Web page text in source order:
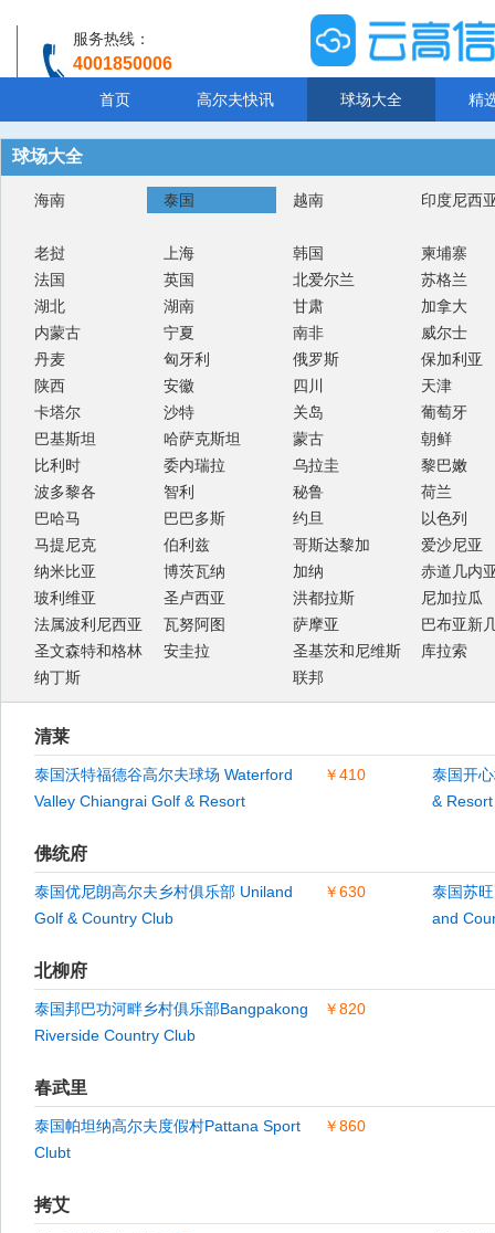
服务热线：
4001850006
首页 高尔夫快讯 球场大全 精
球场大全
海南 泰国 越南 印度尼西
老挝 上海 韩国
柬埔寨
法国
英国 北爱尔兰
苏格兰
湖北
湖南 甘肃
加拿大
内蒙古
宁夏 南非
威尔士
丹麦
匈牙利 俄罗斯
保加利亚
陕西
安徽 四川
天津
卡塔尔
沙特 关岛
葡萄牙
巴基斯坦
哈萨克斯坦 蒙古
朝鲜
比利时
委内瑞拉 乌拉圭
黎巴嫩
波多黎各
智利 秘鲁
荷兰
巴哈马
巴巴多斯 约旦
以色列
马提尼克
伯利兹 哥斯达黎加
爱沙尼亚
纳米比亚
博茨瓦纳 加纳
赤道几内
玻利维亚
圣卢西亚 洪都拉斯
尼加拉瓜
法属波利尼西亚
瓦努阿图 萨摩亚
巴布亚新
圣文森特和格林
纳丁斯
安圭拉
圣基茨和尼维斯
联邦
库拉索
清莱
￥410
泰国沃特福德谷高尔夫球场 Waterford
Valley Chiangrai Golf & Resort
泰国开
& Resort
佛统府
￥630
泰国优尼朗高尔夫乡村俱乐部 Uniland
Golf & Country Club
泰国苏
and
北柳府
￥820
泰国邦巴功河畔乡村俱乐部Bangpakong
Riverside Country Club
春武里
￥860
泰国帕坦纳高尔夫度假村Pattana Sport
Clubt
拷艾